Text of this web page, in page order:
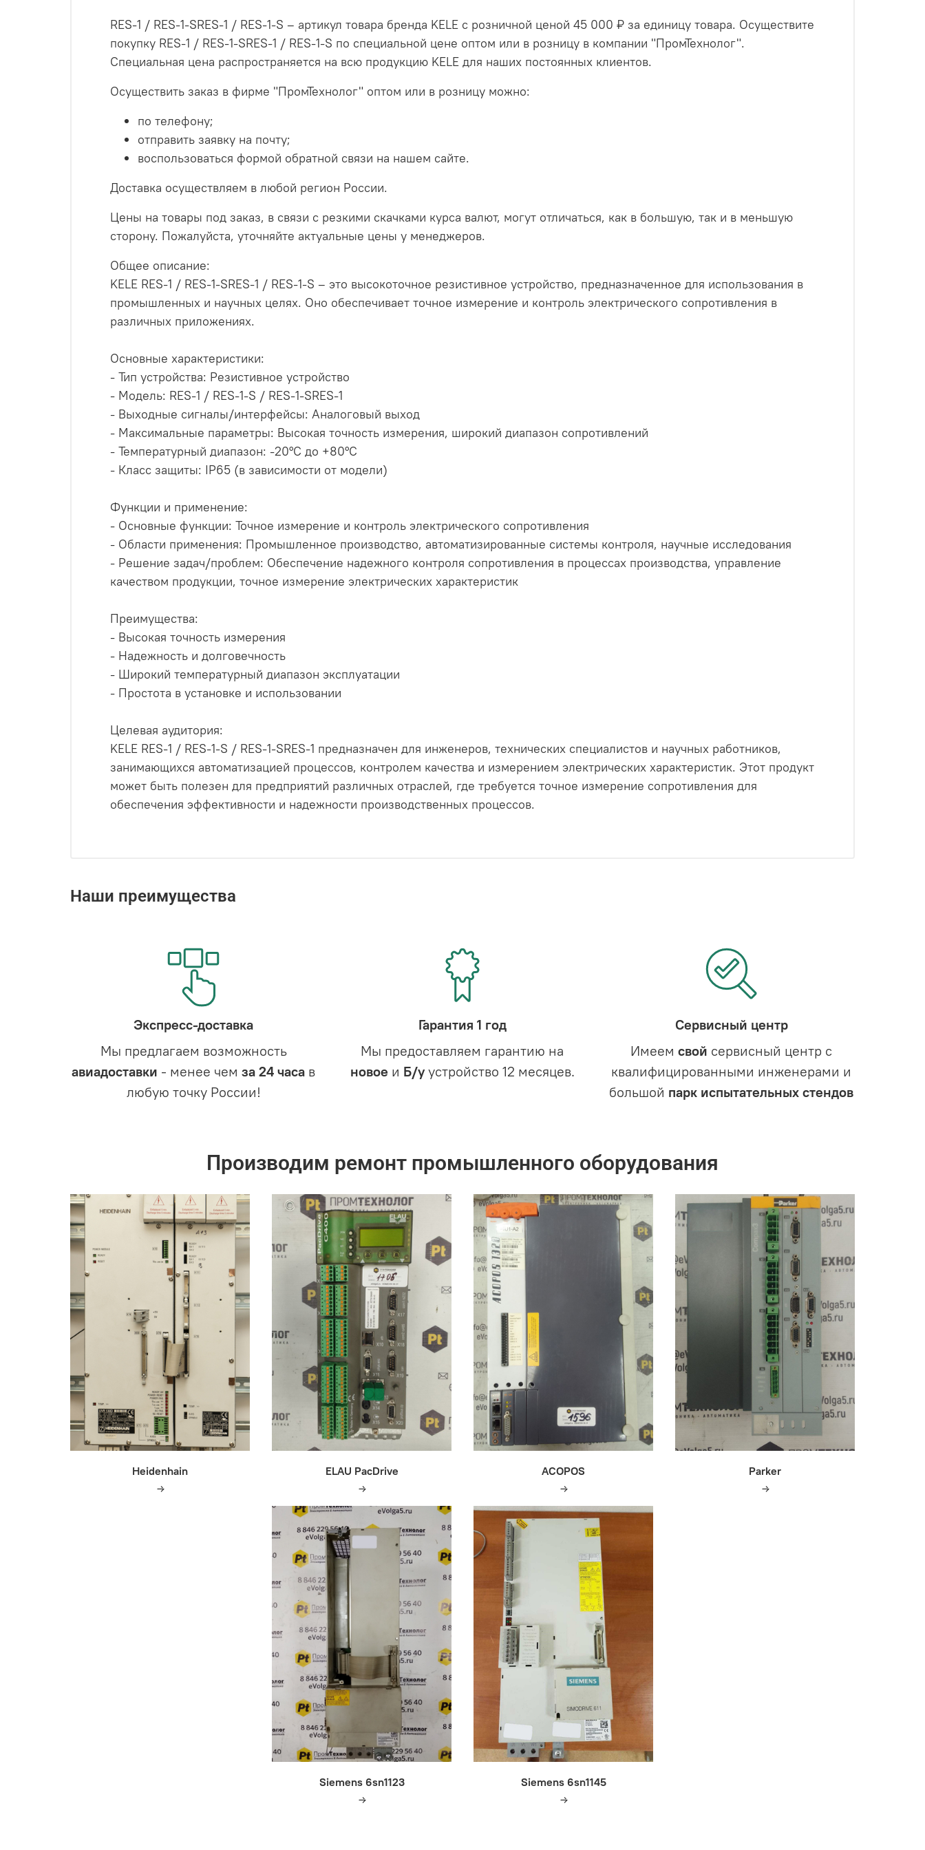
RES-1 / RES-1-SRES-1 / RES-1-S – артикул товара бренда KELE с розничной ценой 45 000 ₽ за единицу товара. Осуществите
покупку RES-1 / RES-1-SRES-1 / RES-1-S по специальной цене оптом или в розницу в компании "ПромТехнолог".
Специальная цена распространяется на всю продукцию KELE для наших постоянных клиентов.
Осуществить заказ в фирме "ПромТехнолог" оптом или в розницу можно:
по телефону;
отправить заявку на почту;
воспользоваться формой обратной связи на нашем сайте.
Доставка осуществляем в любой регион России.
Цены на товары под заказ, в связи с резкими скачками курса валют, могут отличаться, как в большую, так и в меньшую
сторону. Пожалуйста, уточняйте актуальные цены у менеджеров.
Общее описание:
KELE RES-1 / RES-1-SRES-1 / RES-1-S – это высокоточное резистивное устройство, предназначенное для использования в
промышленных и научных целях. Оно обеспечивает точное измерение и контроль электрического сопротивления в
различных приложениях.
Основные характеристики:
- Тип устройства: Резистивное устройство
- Модель: RES-1 / RES-1-S / RES-1-SRES-1
- Выходные сигналы/интерфейсы: Аналоговый выход
- Максимальные параметры: Высокая точность измерения, широкий диапазон сопротивлений
- Температурный диапазон: -20°C до +80°C
- Класс защиты: IP65 (в зависимости от модели)
Функции и применение:
- Основные функции: Точное измерение и контроль электрического сопротивления
- Области применения: Промышленное производство, автоматизированные системы контроля, научные исследования
- Решение задач/проблем: Обеспечение надежного контроля сопротивления в процессах производства, управление
качеством продукции, точное измерение электрических характеристик
Преимущества:
- Высокая точность измерения
- Надежность и долговечность
- Широкий температурный диапазон эксплуатации
- Простота в установке и использовании
Целевая аудитория:
KELE RES-1 / RES-1-S / RES-1-SRES-1 предназначен для инженеров, технических специалистов и научных работников,
занимающихся автоматизацией процессов, контролем качества и измерением электрических характеристик. Этот продукт
может быть полезен для предприятий различных отраслей, где требуется точное измерение сопротивления для
обеспечения эффективности и надежности производственных процессов.
Наши преимущества
Экспресс-доставка
Мы предлагаем возможность
авиадоставки - менее чемза 24 часа в
любую точку России!
Гарантия 1 год
Мы предоставляем гарантию на
новое и Б/уустройство 12 месяцев.
Сервисный центр
Имеемсвой сервисный центр с
квалифицированными инженерами и
большой парк испытательных стендов
Производим ремонт промышленного оборудования
Heidenhain ELAU PacDrive ACOPOS Parker
Siemens 6sn1123 Siemens 6sn1145